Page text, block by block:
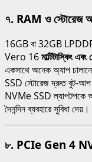
৭. RAM ও স্টোরেজ
16GB বা 32GB
Vero 16মাল্টিটাস্কিং
একসাথে অনেক অ্যাপ
SSD স্টোরেজ দ্রুত বুট-আপ
NVMe SSD ল্যাপটপকে
দৈনন্দিন ব্যবহারে সুবিধা দেয়।
৮. PCIe Gen 4